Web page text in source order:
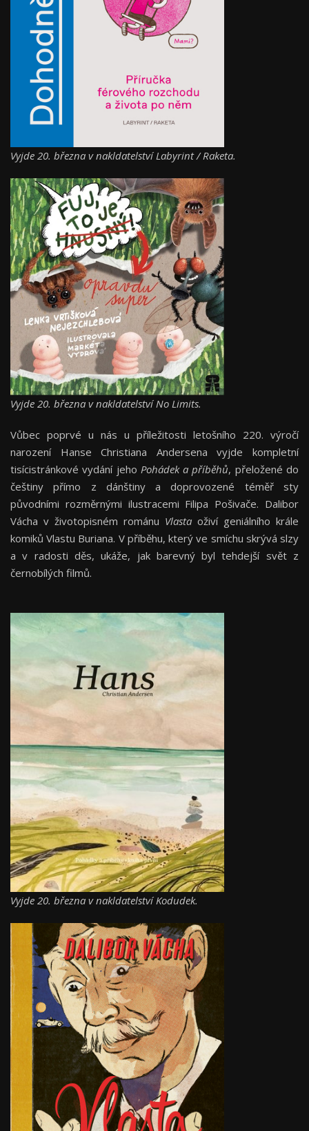
Vyjde 20. března v nakldatelství Labyrint / Raketa.
Vyjde 20. března v nakldatelství No Limits.
Vůbec poprvé u nás u příležitosti letošního 220. výročí
narození Hanse Christiana Andersena vyjde kompletní
tisícistránkové vydání jeho Pohádek a příběhů, přeložené do
češtiny přímo z dánštiny a doprovozené téměř sty
původními rozměrnými ilustracemi Filipa Pošivače. Dalibor
Vácha v životopisném románu Vlasta oživí geniálního krále
komiků Vlastu Buriana. V příběhu, který ve smíchu skrývá slzy
a v radosti děs, ukáže, jak barevný byl tehdejší svět z
černobílých filmů.
Vyjde 20. března v nakldatelství Kodudek.